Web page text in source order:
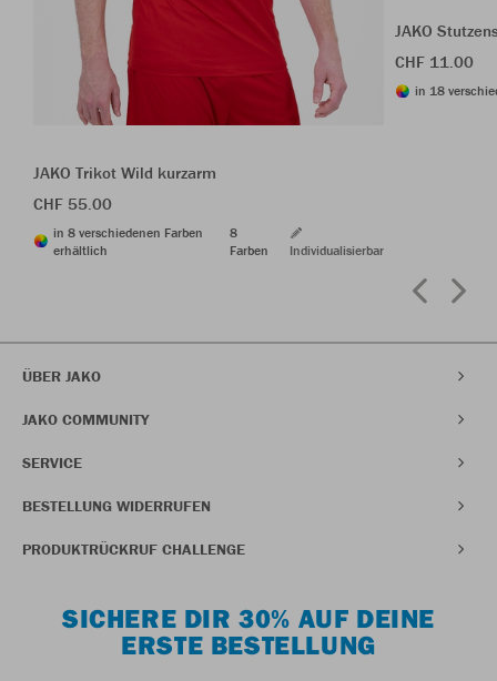
JAKO Trikot Wild kurzarm
CHF 55.00
in 8 verschiedenen Farben
erhältlich
8
Farben
Individualisierbar
JAKO
CHF 11.00
in 18
ÜBER JAKO
JAKO COMMUNITY
SERVICE
BESTELLUNG WIDERRUFEN
PRODUKTRÜCKRUF CHALLENGE
SICHERE DIR 30% AUF DEINE
ERSTE BESTELLUNG